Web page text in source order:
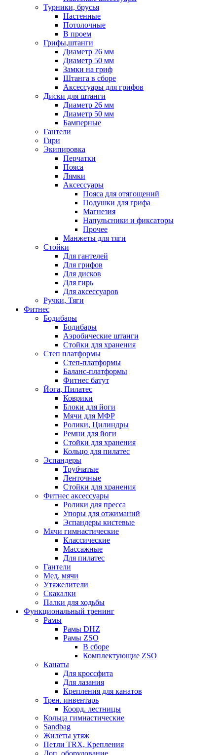
Турники, брусья
Настенные
Потолочные
В проем
Грифы,штанги
Диаметр 26 мм
Диаметр 50 мм
Замки на гриф
Штанга в сборе
Аксессуары для грифов
Диски для штанги
Диаметр 26 мм
Диаметр 50 мм
Бамперные
Гантели
Гири
Экипировка
Перчатки
Пояса
Лямки
Аксессуары
Пояса для отягощений
Подушки для грифа
Магнезия
Напульсники и фиксаторы
Прочее
Манжеты для тяги
Стойки
Для гантелей
Для грифов
Для дисков
Для гирь
Для аксессуаров
Ручки, Тяги
Фитнес
Бодибары
Бодибары
Аэробические штанги
Стойки для хранения
Степ платформы
Степ-платформы
Баланс-платформы
Фитнес батут
Йога, Пилатес
Коврики
Блоки для йоги
Мячи для МФР
Ролики, Цилиндры
Ремни для йоги
Стойки для хранения
Кольцо для пилатес
Эспандеры
Трубчатые
Ленточные
Стойки для хранения
Фитнес аксессуары
Ролики для пресса
Упоры для отжиманий
Эспандеры кистевые
Мячи гимнастические
Классические
Массажные
Для пилатес
Гантели
Мед. мячи
Утяжелители
Скакалки
Палки для ходьбы
Функциональный тренинг
Рамы
Рамы DHZ
Рамы ZSO
В сборе
Комплектующие ZSO
Канаты
Для кроссфита
Для лазания
Крепления для канатов
Трен. инвентарь
Коорд. лестницы
Кольца гимнастические
Sandbag
Жилеты утяж
Петли TRX, Крепления
Доп. оборудование